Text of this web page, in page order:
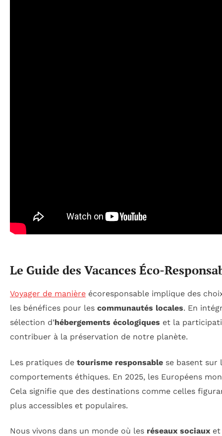
Le Guide des Vacances Éco-
Voyager de manière écoresponsable implique des
les bénéfices pour les communautés locales. En
sélection d’hébergements écologiques et la
contribuer à la préservation de notre planète.
Les pratiques de tourisme responsable se basent sur
comportements éthiques. En 2025, les Européens
Cela signifie que des destinations comme celles
plus accessibles et populaires.
Nous vivons dans un monde où les réseaux sociaux